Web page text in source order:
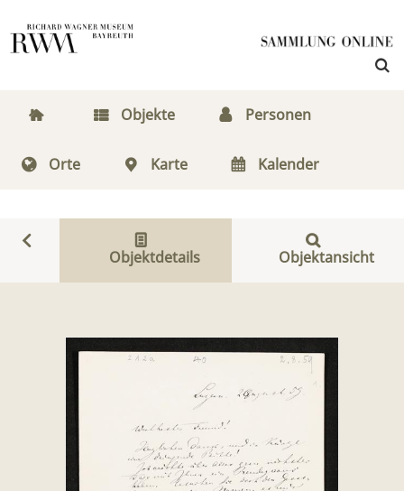
Objekte Personen
Orte Karte Kalender
Objektdetails Objektansicht